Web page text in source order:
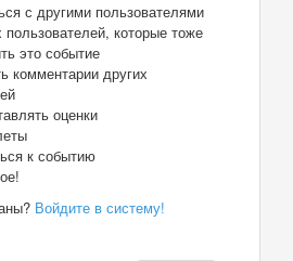
с другими пользователями
пользователей, которые тоже
это событие
комментарии других
оценки
к событию
Войдите в систему!